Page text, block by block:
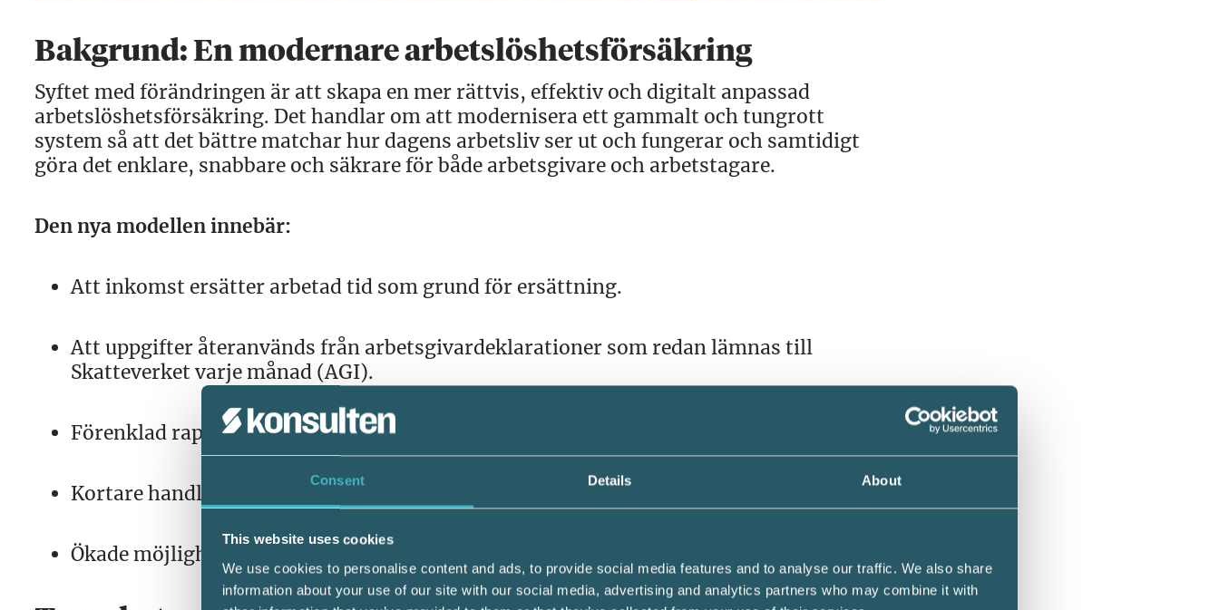
Consent Details About
This website uses cookies
We use cookies to personalise content and ads, to provide social media features and to analyse our traffic. We also share
information about your use of our site with our social media, advertising and analytics partners who may combine it with
Bakgrund: En modernare arbetslöshetsförsäkring
Syftet med förändringen är att skapa en mer rättvis, effektiv och digitalt anpassad
arbetslöshetsförsäkring. Det handlar om att modernisera ett gammalt och tungrott
system så att det bättre matchar hur dagens arbetsliv ser ut och fungerar och samtidigt
göra det enklare, snabbare och säkrare för både arbetsgivare och arbetstagare.
Den nya modellen innebär:
Att inkomst ersätter arbetad tid som grund för ersättning.
Att uppgifter återanvänds från arbetsgivardeklarationer som redan lämnas till
Skatteverket varje månad (AGI).
Förenklad rapportering för arbetsgivare och minskat behov av kompletteringar.
Kortare handläggningstider för individen .
Ökade möjligheter att upptäcka fusk genom mer tillförlitliga inkomstuppgifter.